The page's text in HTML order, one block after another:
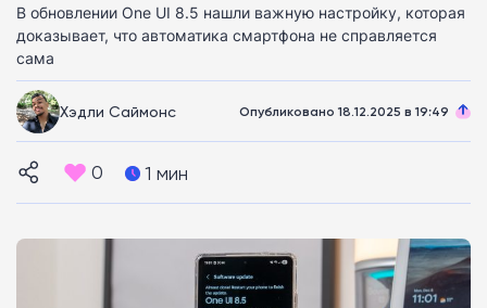
В обновлении One UI 8.5 нашли важную настройку, которая
доказывает, что автоматика смартфона не справляется
сама
Хэдли Саймонс Опубликовано 18.12.2025 в 19:49
0 1 мин